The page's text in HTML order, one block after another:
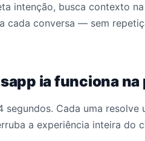
intenção, busca contexto
cada conversa — sem
ia funciona na
Cada uma resolve
a experiência inteira do